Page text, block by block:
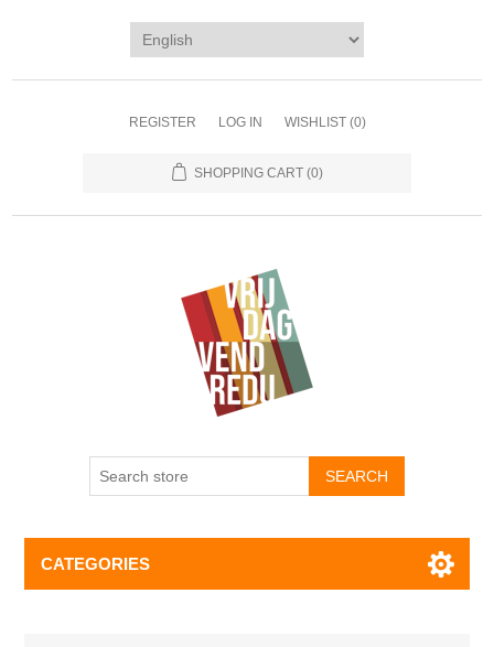
REGISTER LOG IN WISHLIST (0)
SHOPPING CART (0)
CATEGORIES